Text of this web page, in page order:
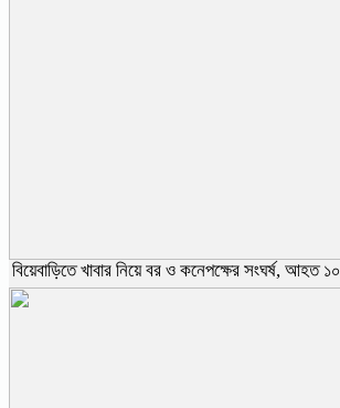
বিয়েবাড়িতে খাবার নিয়ে বর ও কনেপক্ষের সংঘর্ষ, আহত ১০